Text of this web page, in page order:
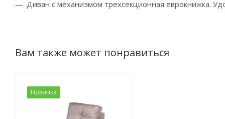
Диван с механизмом трехсекционная еврокнижка.
Вам также может понравиться
Новинка